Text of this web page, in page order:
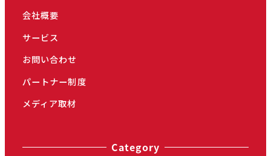
会社概要
サービス
お問い合わせ
パートナー制度
メディア取材
Category